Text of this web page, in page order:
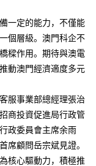
一定的能力，不僅能
個層級。澳門科企不
樑作用。期待與澳電
動澳門經濟適度多元
服事業部總經理張治
商投資促進局行政管
政委員會主席余雨
席顧問岳宗斌見證。
核心驅動力，積極推